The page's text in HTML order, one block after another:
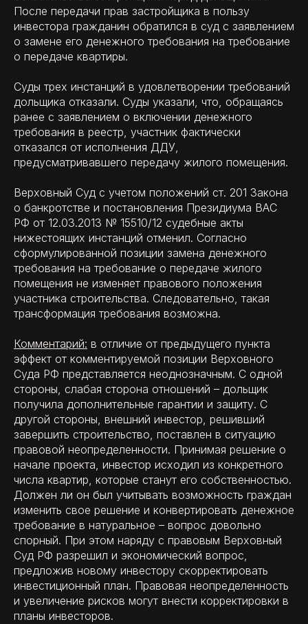
После передачи прав застройщика в пользу
инвестора гражданин обратился в суд с заявлением
о замене его денежного требования на требование
о передаче квартиры.
Суды трех инстанций в удовлетворении требований
дольщика отказали. Суды указали, что, обращаясь
ранее с заявлением о включении денежного
требования в реестр, участник фактически
отказался от исполнения ДДУ,
предусматривавшего передачу жилого помещения.
Верховный Суд с учетом положений ст. 201 Закона
о банкротстве и постановления Президиума ВАС
РФ от 12.03.2013 № 15510/12 судебные акты
нижестоящих инстанций отменил. Согласно
сформулированной позиции замена денежного
требования на требование о передаче жилого
помещения не изменяет правового положения
участника строительства. Следовательно, такая
трансформация требования возможна.
Комментарий: в отличие от предыдущего пункта
эффект от комментируемой позиции Верховного
Суда РФ представляется неоднозначным. С одной
стороны, слабая сторона отношений – дольщик
получила дополнительные гарантии и защиту. С
другой стороны, внешний инвестор, решивший
завершить строительство, поставлен в ситуацию
правовой неопределенности. Принимая решение о
начале проекта, инвестор исходил из конкретного
числа квартир, которые станут его собственностью.
Должен ли он был учитывать возможность граждан
изменить свое решение и конвертировать денежное
требование в натуральное – вопрос довольно
спорный. При этом наряду с правовым Верховный
Суд РФ разрешил и экономический вопрос,
предложив новому инвестору скорректировать
инвестиционный план. Правовая неопределенность
и увеличение рисков могут внести корректировки в
планы инвесторов.